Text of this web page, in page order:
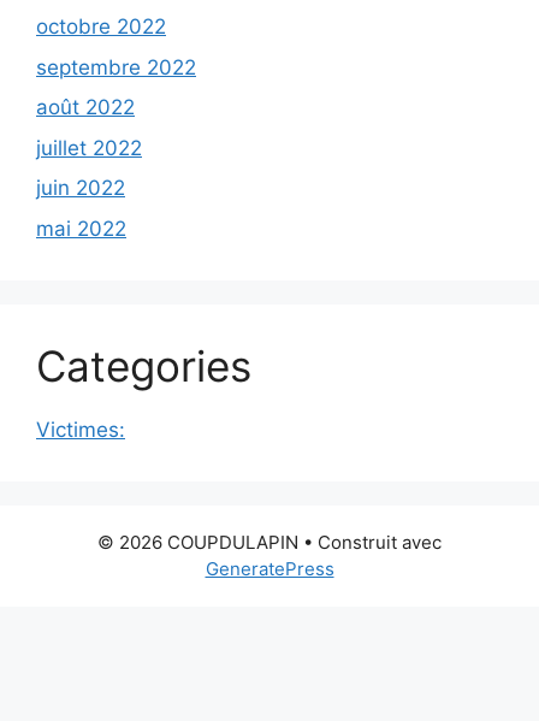
octobre 2022
septembre 2022
août 2022
juillet 2022
juin 2022
mai 2022
Categories
Victimes:
© 2026 COUPDULAPIN • Construit avec
GeneratePress